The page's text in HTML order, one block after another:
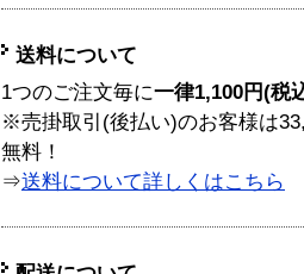
送料について
1つのご注文毎に一律1,100円(税
※売掛取引(後払い)のお客様は
無料！
⇒送料について詳しくはこちら